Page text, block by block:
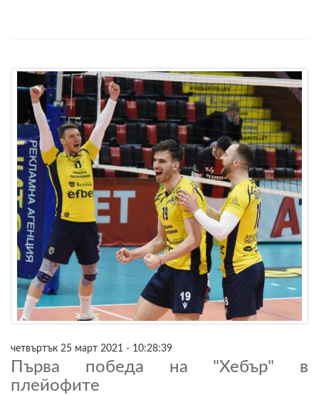
четвъртък 25 март 2021 - 10:28:39
Първа победа на "Хебър" в
плейофите